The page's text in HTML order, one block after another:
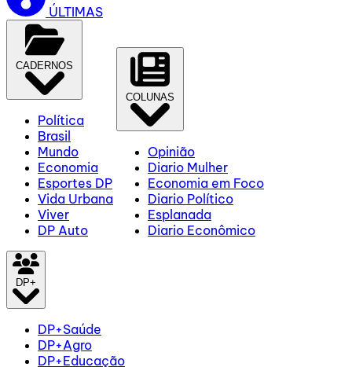
ÚLTIMAS
CADERNOS
Política
Brasil
Mundo
Economia
Esportes DP
Vida Urbana
Viver
DP Auto
COLUNAS
Opinião
Diario Mulher
Economia em Foco
Diario Político
Esplanada
Diario Econômico
DP+
DP+Saúde
DP+Agro
DP+Educação